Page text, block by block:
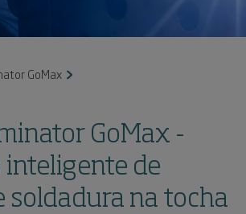
GoMax
GoMax -
inteligente de
soldadura na tocha